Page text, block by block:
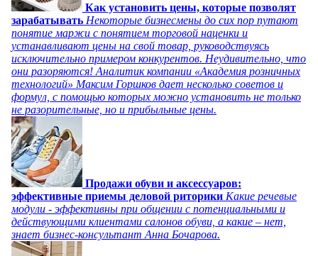
Как установить цены, которые позволят
зарабатывать Некоторые бизнесмены до сих пор путают
понятие маржи с понятием торговой наценки и
устанавливают цены на свой товар, руководствуясь
исключительно примером конкурентов. Неудивительно, что
они разоряются! Аналитик компании «Академия розничных
технологий» Максим Горшков дает несколько советов и
формул, с помощью которых можно установить не только
не разорительные, но и прибыльные цены.
Продажи обуви и аксессуаров:
эффективные приемы деловой риторики Какие речевые
модули - эффективны при общении с потенциальными и
действующими клиентами салонов обуви, а какие – нет,
знает бизнес-консультант Анна Бочарова.